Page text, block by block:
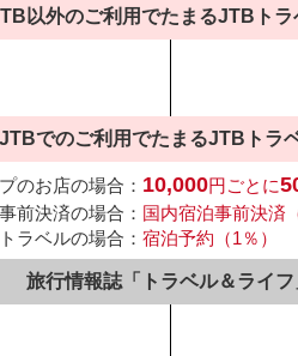
以外のご利用でたまるJTBトラ
でのご利用でたまるJTBトラ
のお店の場合： 10,000円ごとに
前決済の場合： 国内宿泊事前決済
ラベルの場合： 宿泊予約（1％）
旅行情報誌「トラベル＆ライフ